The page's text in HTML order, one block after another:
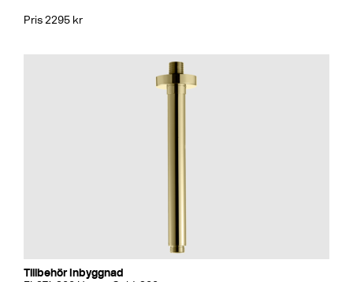
Pris 2295 kr
Tillbehör Inbyggnad